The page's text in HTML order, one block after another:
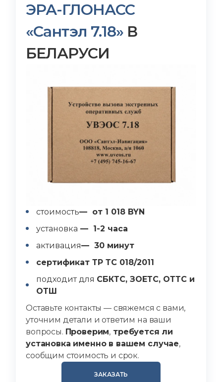
ЭРА-ГЛОНАСС
«Сантэл 7.18» В
БЕЛАРУСИ
стоимость— от 1 018 BYN
установка — 1-2 часа
активация— 30 минут
сертификат ТР ТС 018/2011
подходит для СБКТС, ЗОЕТС, ОТТС и
ОТШ
Оставьте контакты — свяжемся с вами,
уточним детали и ответим на ваши
вопросы. Проверим, требуется ли
установка именно в вашем случае,
сообщим стоимость и срок.
ЗАКАЗАТЬ